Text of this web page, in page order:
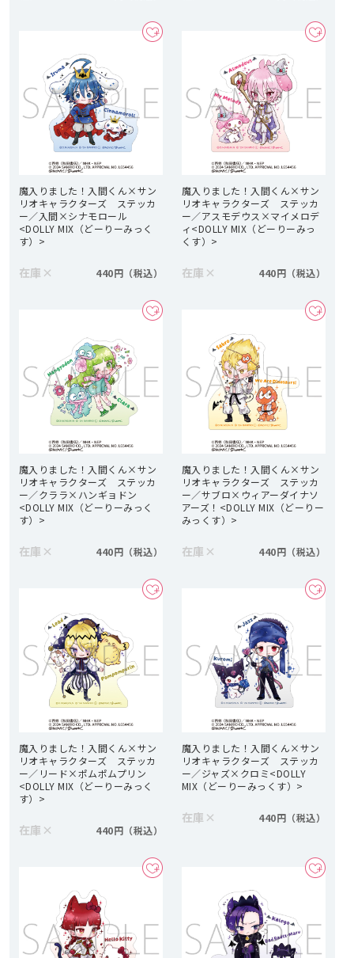
魔入りました！入間くん×サン
リオキャラクターズ ステッカ
ー／入間×シナモロール
<DOLLY MIX（どーりーみっく
す）>
在庫 × 440円
魔入りました！入間くん×サン
リオキャラクターズ ステッカ
ー／アスモデウス×マイメロデ
ィ<DOLLY MIX（どーりーみっ
くす）>
在庫 × 440円
魔入りました！入間くん×サン
リオキャラクターズ ステッカ
ー／クララ×ハンギョドン
<DOLLY MIX（どーりーみっく
す）>
在庫 × 440円
魔入りました！入間くん×サン
リオキャラクターズ ステッカ
ー／サブロ×ウィアーダイナソ
アーズ！<DOLLY MIX（どーりー
みっくす）>
在庫 × 440円
魔入りました！入間くん×サン
リオキャラクターズ ステッカ
ー／リード×ポムポムプリン
<DOLLY MIX（どーりーみっく
す）>
在庫 × 440円
魔入りました！入間くん×サン
リオキャラクターズ ステッカ
ー／ジャズ×クロミ<DOLLY
MIX（どーりーみっくす）>
在庫 × 440円